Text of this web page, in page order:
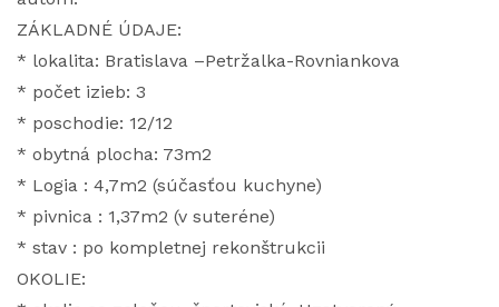
ZÁKLADNÉ ÚDAJE:
* lokalita: Bratislava –Petržalka-Rovniankova
* počet izieb: 3
* poschodie: 12/12
* obytná plocha: 73m2
* Logia : 4,7m2 (súčasťou kuchyne)
* pivnica : 1,37m2 (v suteréne)
* stav : po kompletnej rekonštrukcii
OKOLIE: